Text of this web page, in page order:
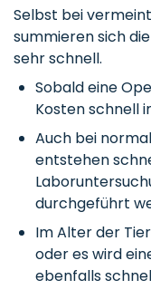
Selbst bei
summieren sich
sehr schnell.
Sobald eine
Kosten schnell
Auch bei
entstehen
durchgeführt
Im Alter der
oder es wird
ebenfalls